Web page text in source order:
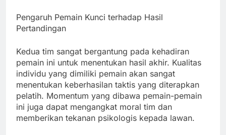
Pengaruh Pemain Kunci terhadap Hasil
Pertandingan
Kedua tim sangat bergantung pada kehadiran
pemain ini untuk menentukan hasil akhir. Kualitas
individu yang dimiliki pemain akan sangat
menentukan keberhasilan taktis yang diterapkan
pelatih. Momentum yang dibawa pemain-pemain
ini juga dapat mengangkat moral tim dan
memberikan tekanan psikologis kepada lawan.